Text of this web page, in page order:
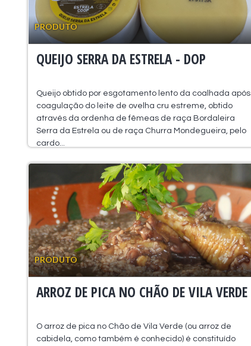
PRODUTO
QUEIJO SERRA DA ESTRELA - DOP
Queijo obtido por esgotamento lento da coalhada após
coagulação do leite de ovelha cru estreme, obtido
através da ordenha de fêmeas de raça Bordaleira
Serra da Estrela ou de raça Churra Mondegueira, pelo
cardo...
PRODUTO
ARROZ DE PICA NO CHÃO DE VILA VERDE
O arroz de pica no Chão de Vila Verde (ou arroz de
cabidela, como também é conhecido) é constituído